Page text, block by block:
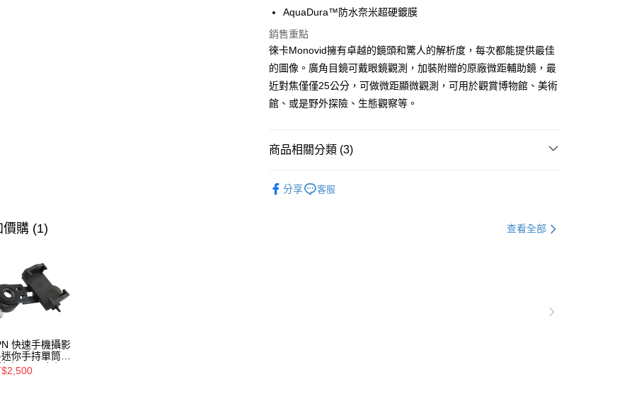
台灣離島寄送(基本運費100元+離島加收80元)
每筆NT$180，滿NT$2,000(含以上)免運費
AquaDura™防水奈米超硬鍍膜
銷售重點
徠卡Monovid擁有卓越的鏡頭和驚人的解析度，每次都能提供最佳
的圖像。廣角目鏡可戴眼鏡觀測，加裝附贈的原廠微距輔助鏡，最
近對焦僅僅25公分，可做微距顯微觀測，可用於觀賞博物館、美術
館、或是野外探險、生態觀察等。
商品相關分類 (3)
分享 客服
價購 (1) 查看全部
快速手機攝影
你手持單筒望
專用-尺寸吻
焦距精準、秒